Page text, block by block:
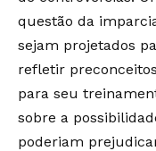
questão da
sejam projetados
refletir
para seu
sobre a
poderiam